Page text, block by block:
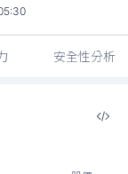
安全性分析